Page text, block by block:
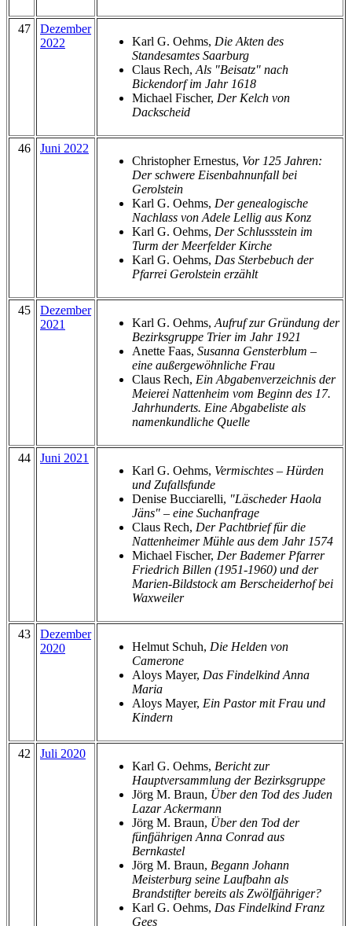
47
Dezember
2022
Karl G. Oehms, Die Akten des
Standesamtes Saarburg
Claus Rech, Als "Beisatz" nach
Bickendorf im Jahr 1618
Michael Fischer, Der Kelch von
Dackscheid
46
Juni 2022
Christopher Ernestus, Vor 125 Jahren:
Der schwere Eisenbahnunfall bei
Gerolstein
Karl G. Oehms, Der genealogische
Nachlass von Adele Lellig aus Konz
Karl G. Oehms, Der Schlussstein im
Turm der Meerfelder Kirche
Karl G. Oehms, Das Sterbebuch der
Pfarrei Gerolstein erzählt
45
Dezember
2021
Karl G. Oehms, Aufruf zur Gründung der
Bezirksgruppe Trier im Jahr 1921
Anette Faas, Susanna Gensterblum –
eine außergewöhnliche Frau
Claus Rech, Ein Abgabenverzeichnis der
Meierei Nattenheim vom Beginn des 17.
Jahrhunderts. Eine Abgabeliste als
namenkundliche Quelle
44
Juni 2021
Karl G. Oehms, Vermischtes – Hürden
und Zufallsfunde
Denise Bucciarelli, "Läscheder Haola
Jäns" – eine Suchanfrage
Claus Rech, Der Pachtbrief für die
Nattenheimer Mühle aus dem Jahr 1574
Michael Fischer, Der Bademer Pfarrer
Friedrich Billen (1951-1960) und der
Marien-Bildstock am Berscheiderhof bei
Waxweiler
43
Dezember
2020
Helmut Schuh, Die Helden von
Camerone
Aloys Mayer, Das Findelkind Anna
Maria
Aloys Mayer, Ein Pastor mit Frau und
Kindern
42
Juli 2020
Karl G. Oehms, Bericht zur
Hauptversammlung der Bezirksgruppe
Jörg M. Braun, Über den Tod des Juden
Lazar Ackermann
Jörg M. Braun, Über den Tod der
fünfjährigen Anna Conrad aus
Bernkastel
Jörg M. Braun, Begann Johann
Meisterburg seine Laufbahn als
Brandstifter bereits als Zwölfjähriger?
Karl G. Oehms, Das Findelkind Franz
Gees